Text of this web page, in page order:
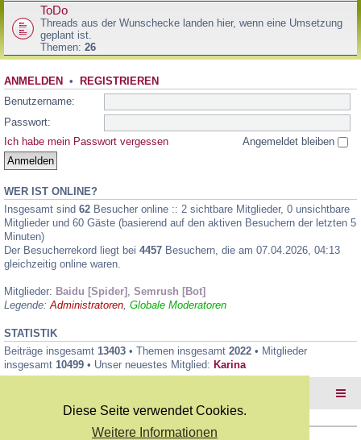
Diese Seite verwendet Cookies.
Weitere Informationen
ToDo
Threads aus der Wunschecke landen hier, wenn eine Umsetzung
geplant ist.
Themen: 26
ANMELDEN • REGISTRIEREN
Benutzername:
Passwort:
Ich habe mein Passwort vergessen
Angemeldet bleiben
WER IST ONLINE?
Insgesamt sind 62 Besucher online :: 2 sichtbare Mitglieder, 0 unsichtbare
Mitglieder und 60 Gäste (basierend auf den aktiven Besuchern der letzten 5
Minuten)
Der Besucherrekord liegt bei 4457 Besuchern, die am 07.04.2026, 04:13
gleichzeitig online waren.
Mitglieder: Baidu [Spider] , Semrush [Bot]
Legende:Administratoren, Globale Moderatoren
STATISTIK
Beiträge insgesamt 13403 • Themen insgesamt 2022 • Mitglieder
insgesamt 10499 • Unser neuestes Mitglied: Karina